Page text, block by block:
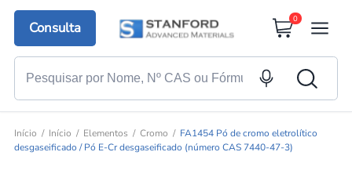
Consulta
0
Início Início Elementos Cromo
FA1454 Pó de cromo eletrolítico
desgaseificado / Pó E-Cr desgaseificado (número CAS 7440-47-3)